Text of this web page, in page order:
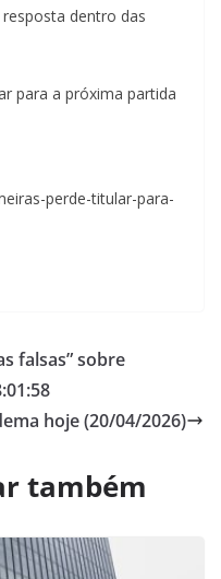
dentro das
para a próxima partida
perde-titular-para-
falsas” sobre
hoje (20/04/2026)
também